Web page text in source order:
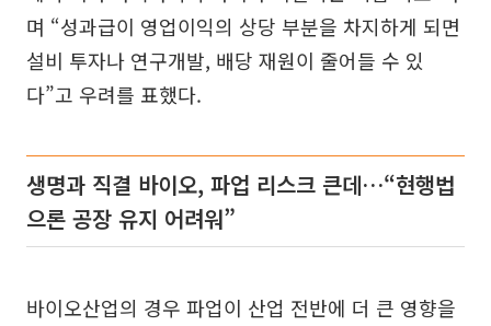
며 “성과급이 영업이익의 상당 부분을 차지하게 되면
설비 투자나 연구개발, 배당 재원이 줄어들 수 있
다”고 우려를 표했다.
생명과 직결 바이오, 파업 리스크 큰데…“현행법
으론 공장 유지 어려워”
바이오산업의 경우 파업이 산업 전반에 더 큰 영향을